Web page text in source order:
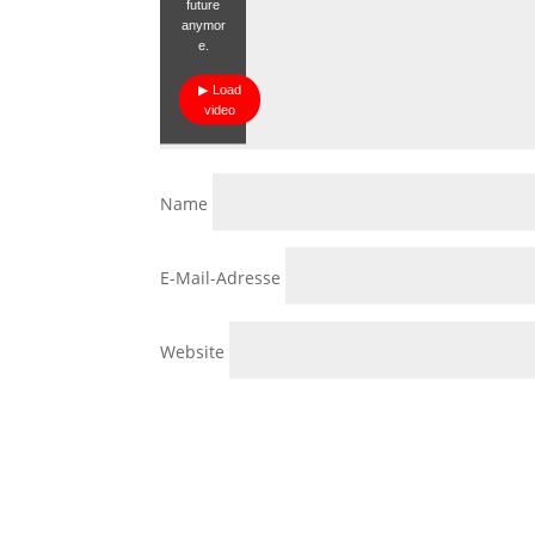
future
anymor
e.
Load
video
Name
E-Mail-Adresse
Website